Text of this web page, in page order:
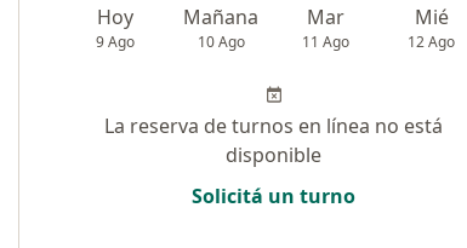
Hoy
9 Ago
Mañana
10 Ago
Mar
11 Ago
Mié
12 Ago
La reserva de turnos en línea no está
disponible
Solicitá un turno